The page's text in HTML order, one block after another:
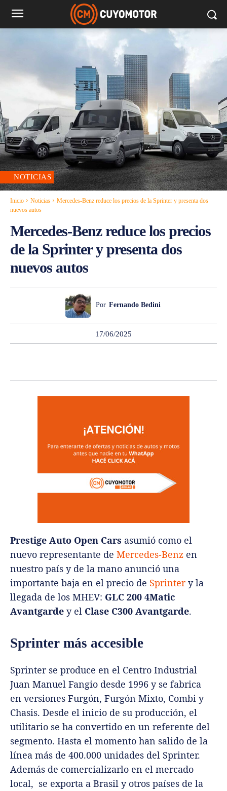
NOTICIAS
Inicio Noticias
Mercedes-Benz reduce los precios de la Sprinter y presenta dos
nuevos autos
Mercedes-Benz reduce los precios
de la Sprinter y presenta dos
nuevos autos
Por Fernando Bedini
17/06/2025
Prestige Auto Open Cars asumió como el
nuevo representante de Mercedes-Benz en
nuestro país y de la mano anunció una
importante baja en el precio de Sprintery la
llegada de los MHEV: GLC 200 4Matic
Avantgarde y el Clase C300 Avantgarde.
Sprinter más accesible
Sprinter se produce en el Centro Industrial
Juan Manuel Fangio desde 1996 y se fabrica
en versiones Furgón, Furgón Mixto, Combi y
Chasis. Desde el inicio de su producción, el
utilitario se ha convertido en un referente del
segmento. Hasta el momento han salido de la
línea más de 400.000 unidades del Sprinter.
Además de comercializarlo en el mercado
local, se exporta a Brasil y otros países de la